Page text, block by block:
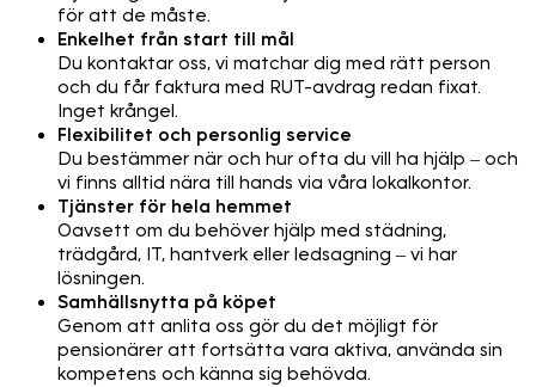
för att de måste.
Enkelhet från start till mål
Du kontaktar oss, vi matchar dig med rätt person
och du får faktura med RUT-avdrag redan fixat.
Inget krångel.
Flexibilitet och personlig service
Du bestämmer när och hur ofta du vill ha hjälp – och
vi finns alltid nära till hands via våra lokalkontor.
Tjänster för hela hemmet
Oavsett om du behöver hjälp med städning,
trädgård, IT, hantverk eller ledsagning – vi har
lösningen.
Samhällsnytta på köpet
Genom att anlita oss gör du det möjligt för
pensionärer att fortsätta vara aktiva, använda sin
kompetens och känna sig behövda.